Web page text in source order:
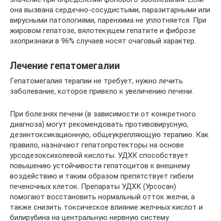
она вызвана сердечно-сосудистыми, паразитарными или
вирусными патологиями, паренхима не уплотняется. При
жировом гепатозе, вялотекущем гепатите и фиброзе
эхопризнаки в 96% случаев носят очаговый характер.
Лечение гепатомегалии
Гепатомегалия терапии не требует, нужно лечить
заболевание, которое привело к увеличению печени.
При болезнях печени (в зависимости от конкретного
диагноза) могут рекомендовать противовирусную,
дезинтоксикационную, общеукрепляющую терапию. Как
правило, назначают гепатопротекторы на основе
урсодезоксихолевой кислоты. УДХК способствует
повышению устойчивости гепатоцитов к внешнему
воздействию и таким образом препятствует гибели
печеночных клеток. Препараты УДХК (Урсосан)
помогают восстановить нормальный отток желчи, а
также снизить токсическое влияние желчных кислот и
билирубина на центральную нервную систему.